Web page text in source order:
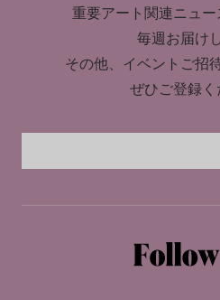
重要アート関連ニュ
毎週お届け
その他、イベントご招
ぜひご登録く